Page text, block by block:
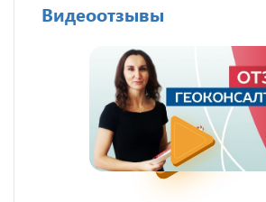
Видеоотзывы